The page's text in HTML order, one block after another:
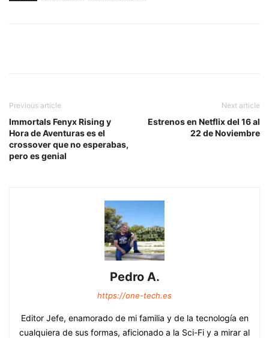
Previous article
Immortals Fenyx Rising y
Hora de Aventuras es el
crossover que no esperabas,
pero es genial
Next article
Estrenos en Netflix del 16 al
22 de Noviembre
Pedro A.
https://one-tech.es
Editor Jefe, enamorado de mi familia y de la tecnología en
cualquiera de sus formas, aficionado a la Sci-Fi y a mirar al